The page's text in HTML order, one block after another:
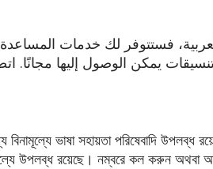
فستتوفر لك خدمات
يمكن الوصول إليها
ভাষা সহায়তা পরিষেবাদি উপলব্ধ
উপলব্ধ রয়েছে। নম্বরে কল করুন অথবা